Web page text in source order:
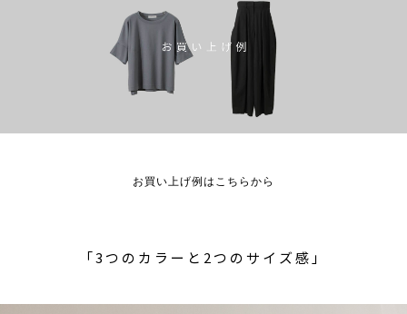
お買い上げ例はこちらから
「3つのカラーと2つのサイズ感」